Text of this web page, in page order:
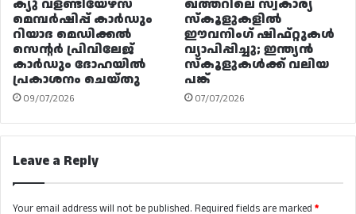
ക്യു വളണ്ടിയേഴ്‌സ്
മെമ്പർഷിപ്പ് കാർഡും
റിയാദ മെഡിക്കൽ
സെന്റർ പ്രിവിലേജ്
കാർഡും ദോഹയിൽ
പ്രകാശനം ചെയ്തു
09/07/2026
ഖത്തറിലെ സ്വകാര്യ
സ്കൂളുകളിൽ
ഈവനിംഗ് ഷിഫ്റ്റുകൾ
വ്യാപിപ്പിച്ചു; ഇന്ത്യൻ
സ്കൂളുകൾക്ക് വലിയ
പങ്ക്
07/07/2026
Leave a Reply
Your email address will not be published. Required fields are marked *